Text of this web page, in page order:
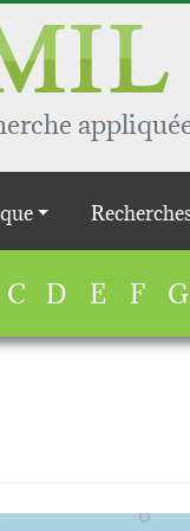
C D E F G